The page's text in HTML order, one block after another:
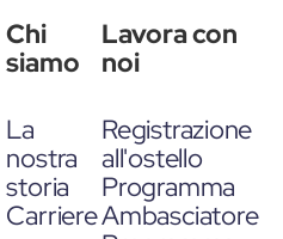
Chi
siamo
La
nostra
storia
Carriere
Lavora con
noi
Registrazione
all'ostello
Programma
Ambasciatore